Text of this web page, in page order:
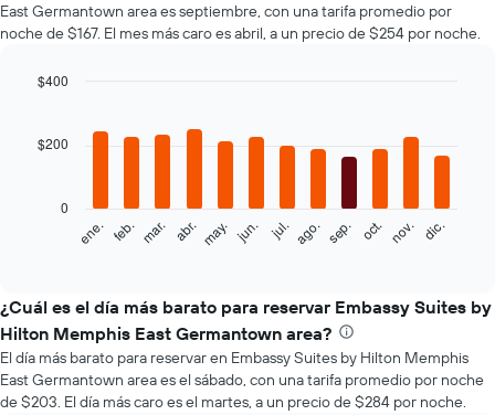
East Germantown area es septiembre, con una tarifa promedio por
noche de $167. El mes más caro es abril, a un precio de $254 por noche.
with
siguiente
el
precio
promedio
de
una
habitación
ene. feb. mar. abr. may. jun. jul. ago. sep. oct. nov. dic.
0
$200
$400
¿Cuál es el día más barato para reservar Embassy Suites by
Hilton Memphis East Germantown area?
El día más barato para reservar en Embassy Suites by Hilton Memphis
East Germantown area es el sábado, con una tarifa promedio por noche
de $203. El día más caro es el martes, a un precio de $284 por noche.